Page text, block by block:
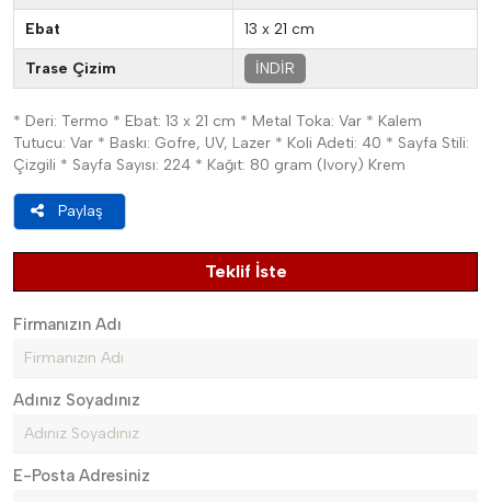
Ebat 13 x 21 cm
Trase Çizim İNDİR
* Deri: Termo * Ebat: 13 x 21 cm * Metal Toka: Var * Kalem
Tutucu: Var * Baskı: Gofre, UV, Lazer * Koli Adeti: 40 * Sayfa Stili:
Çizgili * Sayfa Sayısı: 224 * Kağıt: 80 gram (Ivory) Krem
Paylaş
Teklif İste
Firmanızın Adı
Adınız Soyadınız
E-Posta Adresiniz